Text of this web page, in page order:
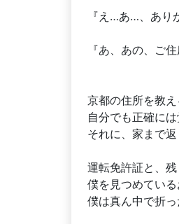
『え…あ…、あり
『あ、あの、ご
京都の住所を教え
自分でも正確に
それに、家まで
運転免許証と、
僕を見つめている
僕は真ん中で折っ